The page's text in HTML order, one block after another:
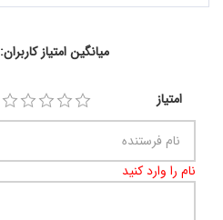
میانگین امتیاز کاربران: 0.0 (0 رای)
امتیاز
نام را وارد کنید